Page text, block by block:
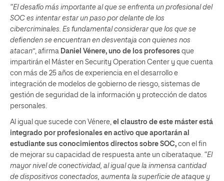
“El desafío más importante al que se enfrenta un profesional del
SOC es intentar estar un paso por delante de los
cibercriminales. Es fundamental considerar que los que se
defienden se encuentran en desventaja con quienes nos
atacan”, afirma Daniel Vénere, uno de los profesores que
impartirán el Máster en Security Operation Center y que cuenta
con más de 25 años de experiencia en el desarrollo e
integración de modelos de gobierno de riesgo, sistemas de
gestión de seguridad de la información y protección de datos
personales.
Al igual que sucede con Vénere, el claustro de este máster está
integrado por profesionales en activo que aportarán al
estudiante sus conocimientos directos sobre SOC, con el fin
de mejorar su capacidad de respuesta ante un ciberataque. “El
mayor nivel de conectividad, al igual que la inmensa cantidad
de dispositivos conectados, aumenta la superficie de ataque y